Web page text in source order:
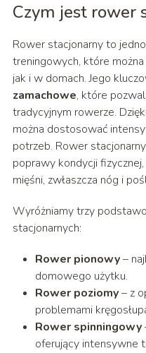
Czym jest rower
Rower stacjonarny to
treningowych, które
jak i w domach. Jego
zamachowe, które
tradycyjnym rowerze.
można dostosować
potrzeb. Rower
poprawy kondycji
mięśni, zwłaszcza nóg i
Wyróżniamy trzy
stacjonarnych:
Rower pionowy–
domowego użytku.
Rower poziomy– z
problemami
Rower spinningowy
oferujący intensywne